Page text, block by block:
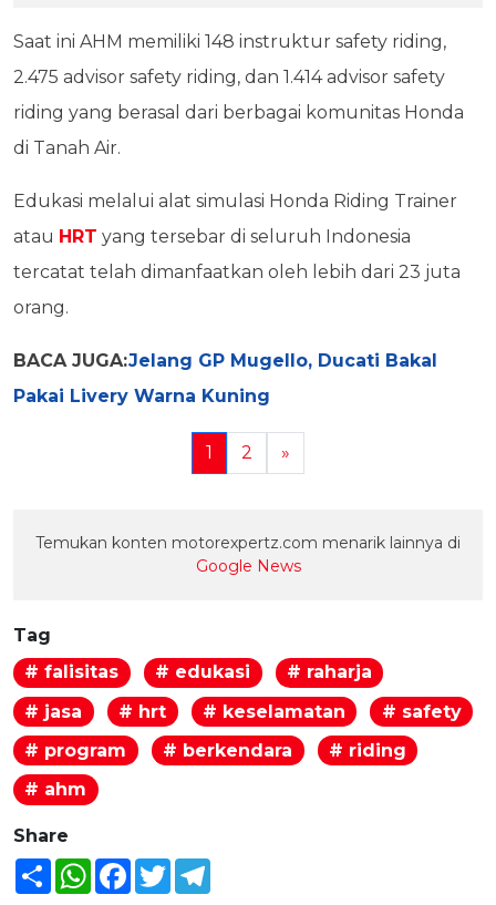
Saat ini AHM memiliki 148 instruktur safety riding,
2.475 advisor safety riding, dan 1.414 advisor safety
riding yang berasal dari berbagai komunitas Honda
di Tanah Air.
Edukasi melalui alat simulasi Honda Riding Trainer
atau HRT yang tersebar di seluruh Indonesia
tercatat telah dimanfaatkan oleh lebih dari 23 juta
orang.
BACA JUGA:Jelang GP Mugello, Ducati Bakal
Pakai Livery Warna Kuning
1 2 »
Temukan konten motorexpertz.com menarik lainnya di
Google News
Tag
# falisitas
# edukasi
# raharja
# jasa
# hrt # keselamatan
# safety
# program
# berkendara
# riding
# ahm
Share
Share WhatsAppFacebook
Twitter